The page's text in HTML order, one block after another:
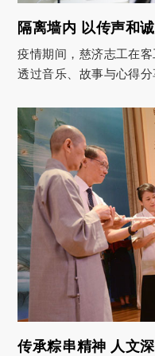
隔离墙内 以传声和
疫情期间，慈济志工在
透过音乐、故事与心得分
传承粽串精神 人文